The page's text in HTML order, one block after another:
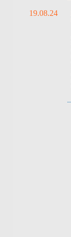
19.08.24